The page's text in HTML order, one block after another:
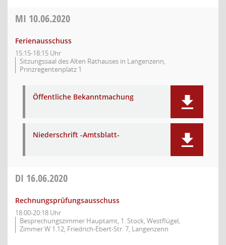
MI 10.06.2020
Ferienausschuss
15:15-18:15 Uhr
Sitzungssaal des Alten Rathauses in Langenzenn,
Prinzregentenplatz 1
Öffentliche Bekanntmachung
Niederschrift -Amtsblatt-
DI 16.06.2020
Rechnungsprüfungsausschuss
18:00-20:18 Uhr
Besprechungszimmer Hauptamt, 1. Stock, Westflügel,
Zimmer W 1.12, Friedrich-Ebert-Str. 7, Langenzenn